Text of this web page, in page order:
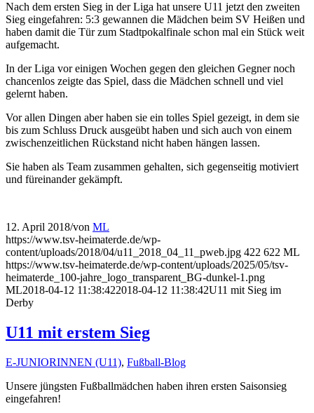
Nach dem ersten Sieg in der Liga hat unsere U11 jetzt den zweiten
Sieg eingefahren: 5:3 gewannen die Mädchen beim SV Heißen und
haben damit die Tür zum Stadtpokalfinale schon mal ein Stück weit
aufgemacht.
In der Liga vor einigen Wochen gegen den gleichen Gegner noch
chancenlos zeigte das Spiel, dass die Mädchen schnell und viel
gelernt haben.
Vor allen Dingen aber haben sie ein tolles Spiel gezeigt, in dem sie
bis zum Schluss Druck ausgeübt haben und sich auch von einem
zwischenzeitlichen Rückstand nicht haben hängen lassen.
Sie haben als Team zusammen gehalten, sich gegenseitig motiviert
und füreinander gekämpft.
12. April 2018/von ML
https://www.tsv-heimaterde.de/wp-
content/uploads/2018/04/u11_2018_04_11_pweb.jpg 422 622 ML
https://www.tsv-heimaterde.de/wp-content/uploads/2025/05/tsv-
heimaterde_100-jahre_logo_transparent_BG-dunkel-1.png
ML2018-04-12 11:38:422018-04-12 11:38:42U11 mit Sieg im
Derby
U11 mit erstem Sieg
E-JUNIORINNEN (U11), Fußball-Blog
Unsere jüngsten Fußballmädchen haben ihren ersten Saisonsieg
eingefahren!